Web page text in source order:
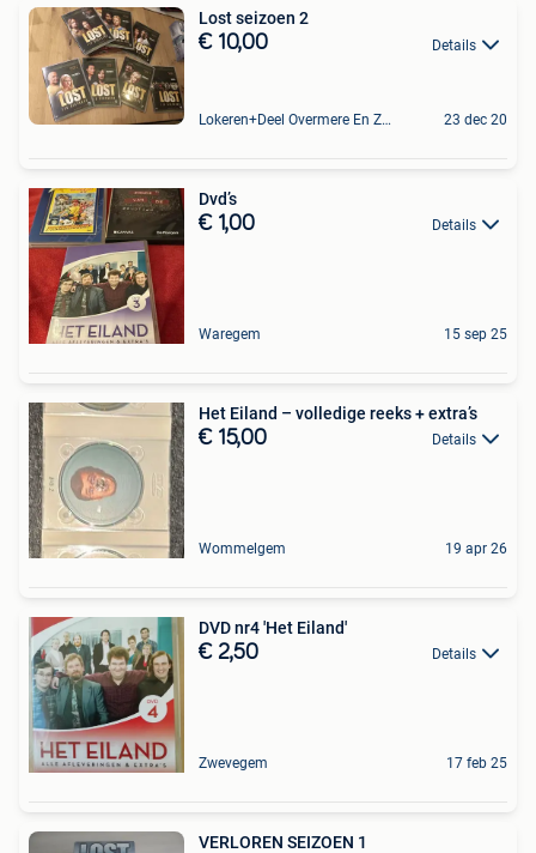
Lost seizoen 2
€ 10,00 Details
Lokeren+Deel Overmere En Zele 23 dec 20
Dvd’s
€ 1,00 Details
Waregem 15 sep 25
Het Eiland – volledige reeks + extra’s
€ 15,00 Details
Wommelgem 19 apr 26
DVD nr4 'Het Eiland'
€ 2,50 Details
Zwevegem 17 feb 25
VERLOREN SEIZOEN 1